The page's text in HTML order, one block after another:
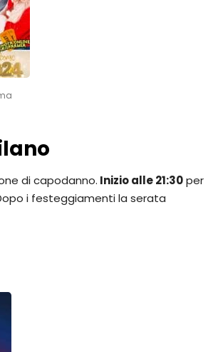
di capodanno. Inizio alle 21:30per
i festeggiamenti la serata